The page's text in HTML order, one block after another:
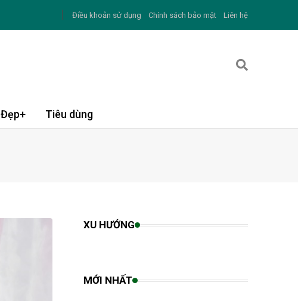
Điều khoản sử dụng Chính sách bảo mật Liên hệ
Đẹp+ Tiêu dùng
XU HƯỚNG
MỚI NHẤT